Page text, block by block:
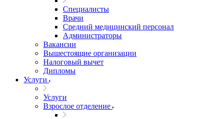
Специалисты
Врачи
Средний медицинский персонал
Администраторы
Вакансии
Вышестоящие организации
Налоговый вычет
Дипломы
Услуги
Услуги
Взрослое отделение